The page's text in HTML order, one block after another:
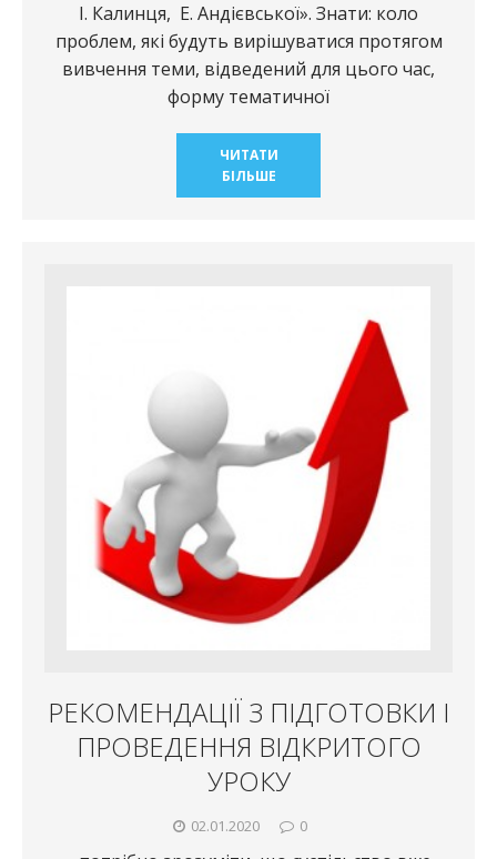
І. Калинця, Е. Андієвської». Знати: коло
проблем, які будуть вирішуватися протягом
вивчення теми, відведений для цього час,
форму тематичної
ЧИТАТИ
БІЛЬШЕ
РЕКОМЕНДАЦІЇ З ПІДГОТОВКИ І
ПРОВЕДЕННЯ ВІДКРИТОГО
УРОКУ
02.01.2020 0